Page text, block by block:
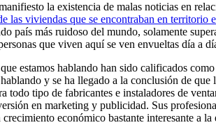
la existencia de malas noticias en
las viviendas que se encontraban en territorio
país más ruidoso del mundo, solamente
que viven aquí se ven envueltas día a
estamos hablando han sido calificados
y se ha llegado a la conclusión de
todo tipo de fabricantes e instaladores de
en marketing y publicidad. Sus
económico bastante interesante a la